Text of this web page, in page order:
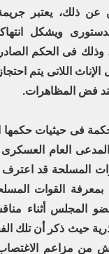
عن ذلك، يعتبر جريمة
ويشكل
وذلك فى الحكم
الإناث اللاتى يتم
فض المظاهرات.
فى حيثيات
العام
المسلحة قد
بمعرفة القوات
المجلس أثناء
حيث ذكر أن تلك
من مزاعم